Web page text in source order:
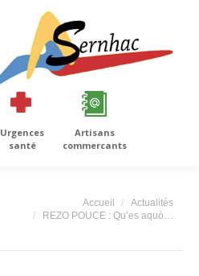
Urgences
santé
Artisans
commercants
Vous êtes ici :
Accueil
Actualités
REZO POUCE : Qu’es aquò…